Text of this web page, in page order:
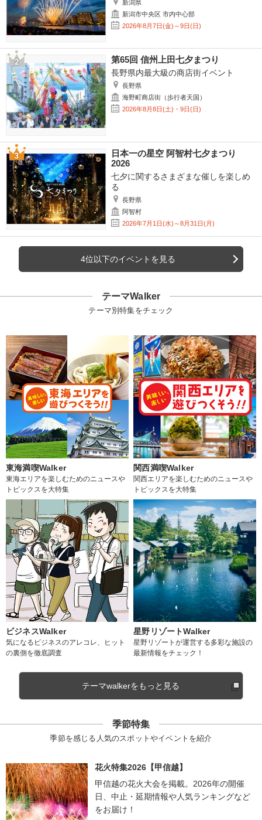
新潟県
新潟市中央区 市内中心部
2026年8月7日(金)～9日(日)
第65回 信州上田七夕まつり
長野県内最大級の商店街イベント
長野県
海野町商店街（歩行者天国）
2026年8月8日(土)・9日(日)
日本一の星空 阿智村七夕まつり
2026
七夕に関するさまざまな催しを楽しめ
る
長野県
阿智村
2026年7月1日(水)～8月31日(月)
4位以下のイベントを見る
テーマWalker
テーマ別特集をチェック
東海満喫Walker
東海エリアを楽しむためのニュースや
トピックスを大特集
関西満喫Walker
関西エリアを楽しむためのニュースや
トピックスを大特集
ビジネスWalker
気になるビジネスのアレコレ、ヒット
の裏側を徹底調査
星野リゾートWalker
星野リゾートが運営する多彩な施設の
最新情報をチェック！
テーマwalkerをもっと見る
季節特集
季節を感じる人気のスポットやイベントを紹介
花火特集2026【甲信越】
甲信越の花火大会を掲載。2026年の開催
日、中止・延期情報や人気ランキングなど
をお届け！